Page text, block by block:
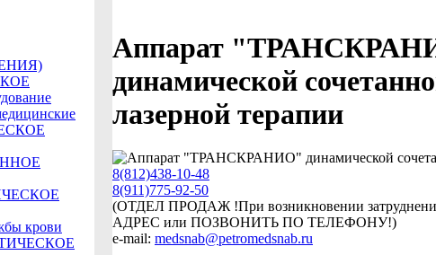
крови
Аппарат
динамической
лазерной терапии
8(812)438-10-48
8(911)775-92-50
(ОТДЕЛ ПРОДАЖ !При возникновении
АДРЕС или ПОЗВОНИТЬ ПО ТЕЛЕФОНУ!)
e-mail: medsnab@petromedsnab.ru